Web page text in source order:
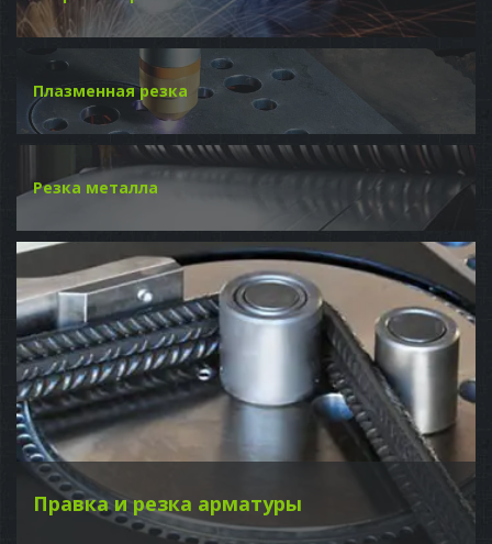
Плазменная резка
Резка металла
Правка и резка арматуры